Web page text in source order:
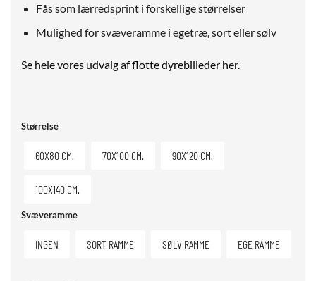
Fås som lærredsprint i forskellige størrelser
Mulighed for svæveramme i egetræ, sort eller sølv
Se hele vores udvalg af flotte dyrebilleder her.
Størrelse
60X80 CM. 70X100 CM. 90X120 CM.
100X140 CM.
Svæveramme
INGEN SORT RAMME SØLV RAMME EGE RAMME